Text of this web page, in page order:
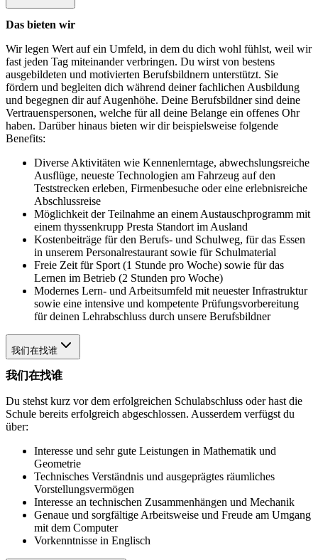
Das bieten wir
Wir legen Wert auf ein Umfeld, in dem du dich wohl fühlst, weil wir
fast jeden Tag miteinander verbringen. Du wirst von bestens
ausgebildeten und motivierten Berufsbildnern unterstützt. Sie
fördern und begleiten dich während deiner fachlichen Ausbildung
und begegnen dir auf Augenhöhe. Deine Berufsbildner sind deine
Vertrauenspersonen, welche für all deine Belange ein offenes Ohr
haben. Darüber hinaus bieten wir dir beispielsweise folgende
Benefits:
Diverse Aktivitäten wie Kennenlerntage, abwechslungsreiche
Ausflüge, neueste Technologien am Fahrzeug auf den
Teststrecken erleben, Firmenbesuche oder eine erlebnisreiche
Abschlussreise
Möglichkeit der Teilnahme an einem Austauschprogramm mit
einem thyssenkrupp Presta Standort im Ausland
Kostenbeiträge für den Berufs- und Schulweg, für das Essen
in unserem Personalrestaurant sowie für Schulmaterial
Freie Zeit für Sport (1 Stunde pro Woche) sowie für das
Lernen im Betrieb (2 Stunden pro Woche)
Modernes Lern- und Arbeitsumfeld mit neuester Infrastruktur
sowie eine intensive und kompetente Prüfungsvorbereitung
für deinen Lehrabschluss durch unsere Berufsbildner
我们在找谁
我们在找谁
Du stehst kurz vor dem erfolgreichen Schulabschluss oder hast die
Schule bereits erfolgreich abgeschlossen. Ausserdem verfügst du
über:
Interesse und sehr gute Leistungen in Mathematik und
Geometrie
Technisches Verständnis und ausgeprägtes räumliches
Vorstellungsvermögen
Interesse an technischen Zusammenhängen und Mechanik
Genaue und sorgfältige Arbeitsweise und Freude am Umgang
mit dem Computer
Vorkenntnisse in Englisch